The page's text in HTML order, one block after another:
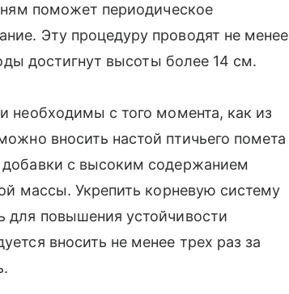
поможет периодическое
Эту процедуру проводят не менее
достигнут высоты более 14 см.
необходимы с того момента, как из
вносить настой птичьего помета
с высоким содержанием
массы. Укрепить корневую систему
для повышения устойчивости
вносить не менее трех раз за